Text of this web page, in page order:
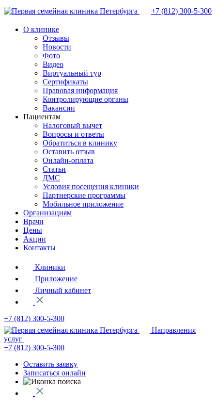
+7 (812) 300-5-300
О клинике
Отзывы
Новости
Фото
Видео
Виртуальный тур
Сертификаты
Правовая информация
Контролирующие органы
Вакансии
Пациентам
Налоговый вычет
Вопросы и ответы
Обратиться в клинику
Оставить отзыв
Онлайн-оплата
Статьи
ДМС
Условия посещения клиники
Партнерские программы
Мобильное приложение
Организациям
Врачи
Цены
Акции
Контакты
Клиники
Приложение
Личный кабинет
+7 (812) 300-5-300
Направления
услуг
+7 (812) 300-5-300
Оставить заявку
Записаться онлайн